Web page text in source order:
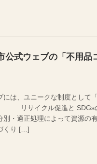
公式ウェブの「不用品
は、ユニークな制度として「
リサイクル促進と SDGs
別・適正処理によって資源の
くり […]